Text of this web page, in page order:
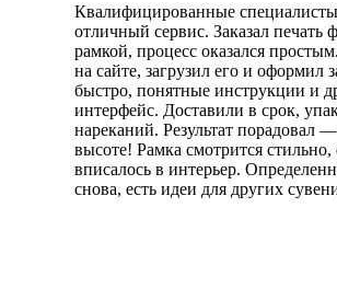
Квалифицированные
отличный сервис. Заказал печать
рамкой, процесс оказался
на сайте, загрузил его и оформил
быстро, понятные инструкции и
интерфейс. Доставили в срок,
нареканий. Результат порадовал
высоте! Рамка смотрится
вписалось в интерьер.
снова, есть идеи для других